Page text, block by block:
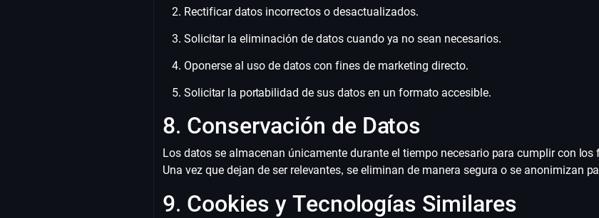
Rectificar datos incorrectos o desactualizados.
Solicitar la eliminación de datos cuando ya no sean necesarios.
Oponerse al uso de datos con fines de marketing directo.
Solicitar la portabilidad de sus datos en un formato accesible.
8. Conservación de Datos
Los datos se almacenan únicamente durante el tiempo necesario para cumplir con los
Una vez que dejan de ser relevantes, se eliminan de manera segura o se anonimizan
9. Cookies y Tecnologías Similares